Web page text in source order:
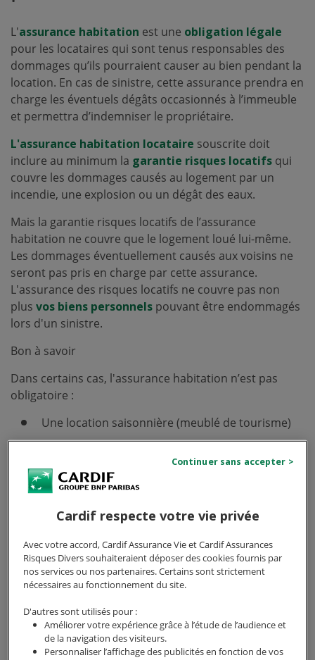
L'assurance habitation est une obligation légale
pour les locataires qui sont tenus responsables des
dommages qu’ils pourraient causer au bien pendant la
location. En cas de sinistre, cette assurance prendra en
charge les éventuels dégâts occasionnés à l’immeuble
et permettra d’indemniser le propriétaire.
L'assurance habitation locataire souscrite doit
inclure au minimum la garantie risques locatifs qui
couvre les dommages causés au logement par un
incendie, une explosion ou un dégât des eaux.
Mais la garantie risques locatifs de l’assurance
habitation ne couvre que le logement loué lui-même.
Les dommages éventuellement causés aux voisins ne
seront pas pris en charge par cette assurance.
L'assurance des risques locatifs ne couvre pas non
plus vos biens personnels pouvant être endommagés
lors d'un sinistre.
Bon à savoir
Dans certains cas, l'assurance habitation n’est pas
obligatoire :
Une location saisonnière (meublé de tourisme)
Que couvre l'assurance habitation ? : les
varier d’un assureur à l’autre mais il existe des
garanties de base, vous permettant en tant que
locataire, d’être protégé notamment contre :
Unincendied’origine accidentelle et les dégâts
causés par la fumée et l’intervention des
pompiers.
Cardif respecte votre vie privée
Avec votre accord, Cardif Assurance Vie et Cardif Assurances
Risques Divers souhaiteraient déposer des cookies fournis par
nos services ou nos partenaires. Certains sont strictement
nécessaires au fonctionnement du site.
D'autres sont utilisés pour :
Améliorer votre expérience grâce à l’étude de l’audience et
de la navigation des visiteurs.
Personnaliser l’affichage des publicités en fonction de vos